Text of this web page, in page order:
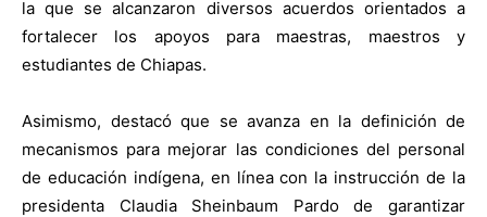
la que se alcanzaron diversos acuerdos orientados a
fortalecer los apoyos para maestras, maestros y
estudiantes de Chiapas.
Asimismo, destacó que se avanza en la definición de
mecanismos para mejorar las condiciones del personal
de educación indígena, en línea con la instrucción de la
presidenta Claudia Sheinbaum Pardo de garantizar